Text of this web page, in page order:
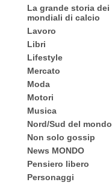
La grande storia dei
mondiali di calcio
Lavoro
Libri
Lifestyle
Mercato
Moda
Motori
Musica
Nord/Sud del mondo
Non solo gossip
News MONDO
Pensiero libero
Personaggi